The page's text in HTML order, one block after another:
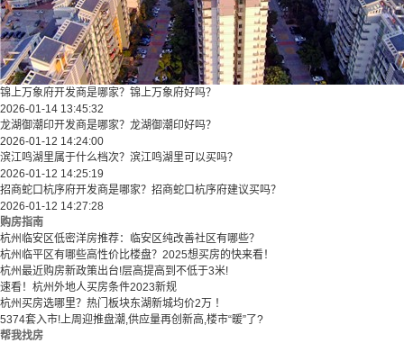
锦上万象府开发商是哪家？锦上万象府好吗？
2026-01-14 13:45:32
龙湖御潮印开发商是哪家？龙湖御潮印好吗？
2026-01-12 14:24:00
滨江鸣湖里属于什么档次？滨江鸣湖里可以买吗？
2026-01-12 14:25:19
招商蛇口杭序府开发商是哪家？招商蛇口杭序府建议买吗？
2026-01-12 14:27:28
购房指南
杭州临安区低密洋房推荐：临安区纯改善社区有哪些？
​​杭州临平区有哪些高性价比楼盘？2025想买房的快来看！​
杭州最近购房新政策出台!层高提高到不低于3米!
速看！杭州外地人买房条件2023新规
杭州买房选哪里？热门板块东湖新城均价2万 ！
5374套入市!上周迎推盘潮,供应量再创新高,楼市“暖”了?
帮我找房